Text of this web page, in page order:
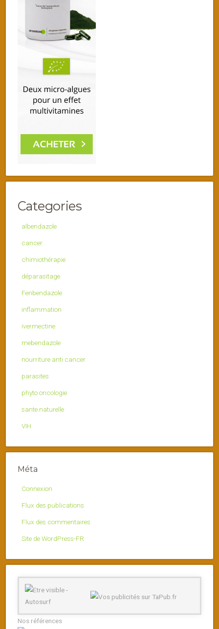
Categories
albendazole
cancer
chimiothérapie
déparasitage
Fenbendazole
inflammation
ivermectine
mebendazole
nourriture anti cancer
parasites
phyto oncologie
sante naturelle
VIH
Méta
Connexion
Flux des publications
Flux des commentaires
Site de WordPress-FR
Nos références